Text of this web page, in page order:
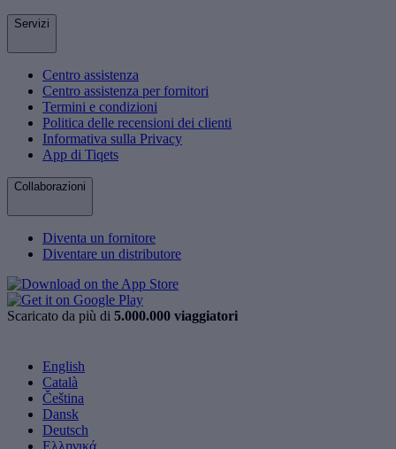
Servizi
Centro assistenza
Centro assistenza per fornitori
Termini e condizioni
Politica delle recensioni dei clienti
Informativa sulla Privacy
App di Tiqets
Collaborazioni
Diventa un fornitore
Diventare un distributore
Scaricato da più di 5.000.000 viaggiatori
English
Català
Čeština
Dansk
Deutsch
Ελληνικά